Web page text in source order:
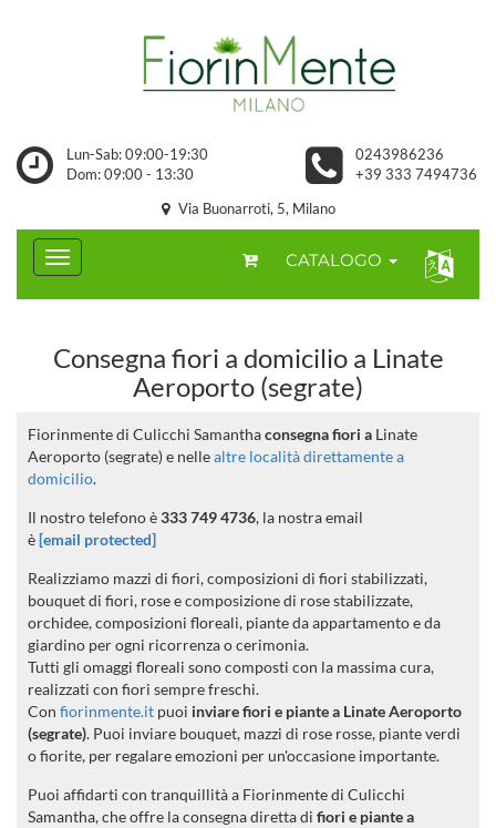
Lun-Sab: 09:00-19:30
Dom: 09:00 - 13:30
0243986236
+39 333 7494736
Via Buonarroti, 5, Milano
CATALOGO
Consegna fiori a domicilio a Linate
Aeroporto (segrate)
Fiorinmente di Culicchi Samanthaconsegna fiori a Linate
Aeroporto (segrate) e nellealtre località direttamente a
domicilio.
Il nostro telefono è333 749 4736, la nostra email
è[email protected]
Realizziamo mazzi di fiori, composizioni di fiori stabilizzati,
bouquet di fiori, rose e composizione di rose stabilizzate,
orchidee, composizioni floreali, piante da appartamento e da
giardino per ogni ricorrenza o cerimonia.
Tutti gli omaggi floreali sono composti con la massima cura,
realizzati con fiori sempre freschi.
Con fiorinmente.it puoi inviare fiori e piante a Linate Aeroporto
(segrate). Puoi inviare bouquet, mazzi di rose rosse, piante verdi
o fiorite, per regalare emozioni per un'occasione importante.
Puoi affidarti con tranquillità a Fiorinmente di Culicchi
Samantha, che offre la consegna diretta di fiori e piante a